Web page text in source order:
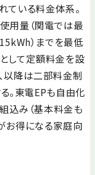
ている料金体系。
用量（関電では最
）までを最低
して定額料金を設
以降は二部料金制
。東電EPも自由化
込み（基本料金も
お得になる家庭向